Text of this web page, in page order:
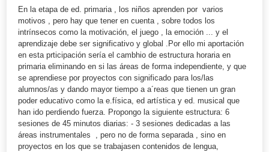
En la etapa de ed. primaria , los niños aprenden por varios
motivos , pero hay que tener en cuenta , sobre todos los
intrínsecos como la motivación, el juego , la emoción ... y el
aprendizaje debe ser significativo y global .Por ello mi aportación
en esta prticipación sería el cambhio de estructura horaria en
primaria eliminando en si las áreas de forma independiente, y que
se aprendiese por proyectos con significado para los/las
alumnos/as y dando mayor tiempo a a´reas que tienen un gran
poder educativo como la e.física, ed artística y ed. musical que
han ido perdiendo fuerza. Propongo la siguiente estructura: 6
sesiones de 45 minutos diarias: - 3 sesiones dedicadas a las
áreas instrumentales , pero no de forma separada , sino en
proyectos en los que se trabajasen contenidos de lengua,